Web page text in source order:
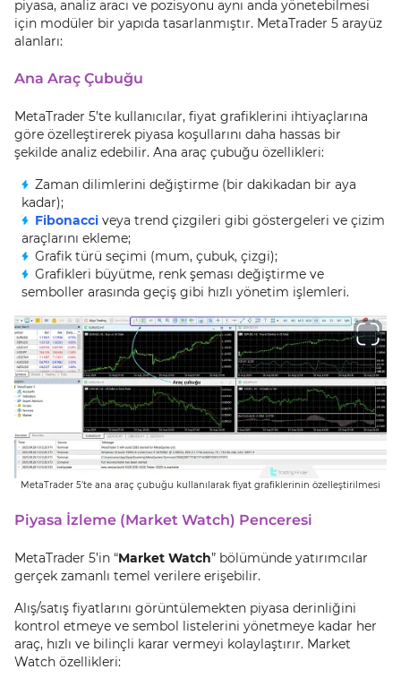
piyasa, analiz aracı ve pozisyonu aynı anda yönetebilmesi
için modüler bir yapıda tasarlanmıştır. MetaTrader 5 arayüz
alanları:
Ana Araç Çubuğu
MetaTrader 5’te kullanıcılar, fiyat grafiklerini ihtiyaçlarına
göre özelleştirerek piyasa koşullarını daha hassas bir
şekilde analiz edebilir. Ana araç çubuğu özellikleri:
Zaman dilimlerini değiştirme (bir dakikadan bir aya
kadar);
Fibonacci veya trend çizgileri gibi göstergeleri ve çizim
araçlarını ekleme;
Grafik türü seçimi (mum, çubuk, çizgi);
Grafikleri büyütme, renk şeması değiştirme ve
semboller arasında geçiş gibi hızlı yönetim işlemleri.
MetaTrader 5’te ana araç çubuğu kullanılarak fiyat grafiklerinin özelleştirilmesi
Piyasa İzleme (Market Watch) Penceresi
MetaTrader 5’in “Market Watch” bölümünde yatırımcılar
gerçek zamanlı temel verilere erişebilir.
Alış/satış fiyatlarını görüntülemekten piyasa derinliğini
kontrol etmeye ve sembol listelerini yönetmeye kadar her
araç, hızlı ve bilinçli karar vermeyi kolaylaştırır. Market
Watch özellikleri: